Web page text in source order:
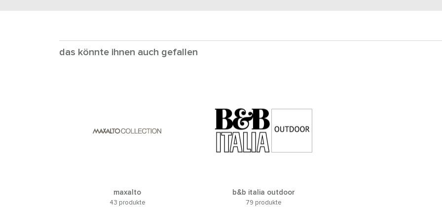
das könnte ihnen auch gefallen
maxalto
43 produkte
b&b italia outdoor
79 produkte